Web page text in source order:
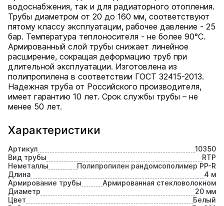
Характеристики
Артикул
10350
Вид трубы
RTP
Неметаллы
Полипропилен рандомсополимер PP-R
Длина
4 м
Армирование трубы
Армированная стекловолокном
Диаметр
20 мм
Цвет
Белый
водоснабжения, так и для радиаторного отопления.
Трубы диаметром от 20 до 160 мм, соответствуют
пятому классу эксплуатации, рабочее давление - 25
бар. Температура теплоносителя - не более 90°С.
Армированный слой трубы снижает линейное
расширение, сокращая деформацию труб при
длительной эксплуатации. Изготовлена из
полипропилена в соответствии ГОСТ 32415-2013.
Надежная труба от Российского производителя,
имеет гарантию 10 лет. Срок службы трубы – не
менее 50 лет.